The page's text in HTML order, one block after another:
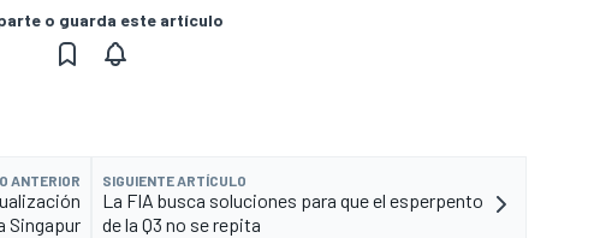
o guarda este artículo
ANTERIOR
Singapur
SIGUIENTE ARTÍCULO
La FIA busca soluciones para que el esperpento
de la Q3 no se repita